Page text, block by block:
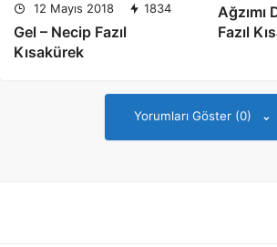
12 Mayıs 2018 1834
Gel – Necip Fazıl
Kısakürek
Ağzımı
Fazıl
Yorumları Göster (0)